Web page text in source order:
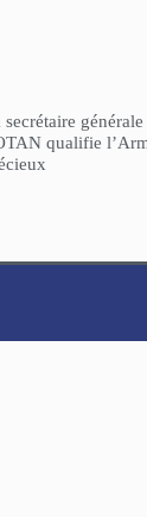
secrétaire
qualifie